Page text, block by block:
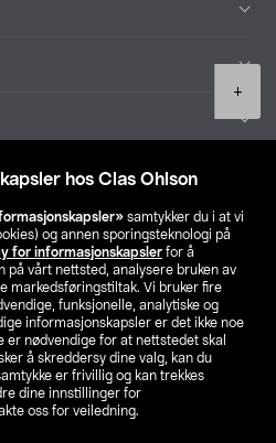
hos Clas Ohlson
samtykker du i at vi
og annen sporingsteknologi på
for informasjonskapsler for å
på vårt nettsted, analysere bruken av
markedsføringstiltak. Vi bruker fire
funksjonelle, analytiske og
informasjonskapsler er det ikke noe
er nødvendige for at nettstedet skal
å skreddersy dine valg, kan du
er frivillig og kan trekkes
dine innstillinger for
oss for veiledning.
+
din butikk
NO FI